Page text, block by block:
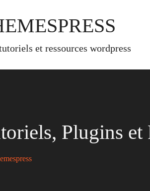
tutoriels et ressources wordpress
Plugins et